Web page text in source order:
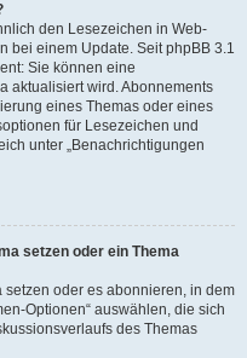
den Lesezeichen in Web-
bei einem Update. Seit phpBB 3.1
Sie können eine
aktualisiert wird. Abonnements
eines Themas oder eines
für Lesezeichen und
unter „Benachrichtigungen
setzen oder ein Thema
oder es abonnieren, in dem
Optionen“ auswählen, die sich
des Themas